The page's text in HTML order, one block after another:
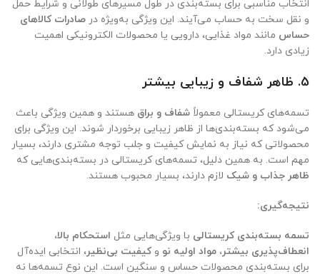
انتخاب مناسبی برای بسته‌بندی در طول مسیرهای طولانی و شرایط حمل
و نقل سخت به حساب می‌آیند. این ویژگی به‌ویژه در صادرات کالاهای
حساس مانند مواد غذایی، دارویی یا محصولات الکترونیکی اهمیت
زیادی دارد.
5. ظاهر شفاف و زیبایی بیشتر
تسمه‌های کریستالی معمولاً شفاف و براق هستند و همین ویژگی باعث
می‌شود که بسته‌بندی‌ها از ظاهر زیبایی برخوردار شوند. این ویژگی برای
محصولاتی که نیاز به نمایش کیفیت و جلب توجه مشتری دارند، بسیار
مهم است. به همین دلیل، تسمه‌های کریستالی در بسته‌بندی‌هایی که
ظاهر جذاب و شیک لازم دارند، بسیار محبوب هستند.
نتیجه‌گیری:
تسمه بسته‌بندی کریستالی با ویژگی‌هایی مثل استحکام بالا،
انعطاف‌پذیری بیشتر، مواد اولیه نو وکیفیت بی‌نظیر، انتخابی ایده‌آل
برای بسته‌بندی محصولات حساس و سنگین است. این نوع تسمه‌ها نه